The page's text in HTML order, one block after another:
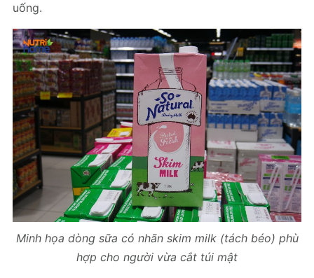
uống.
Minh họa dòng sữa có nhãn skim milk (tách béo) phù
hợp cho người vừa cắt túi mật